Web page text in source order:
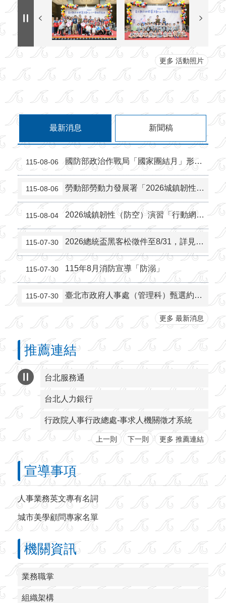
更多 活動照片
最新消息 新聞稿
115-08-06 國防部政治作戰局「國家團結月」形象海報宣傳
115-08-06 勞動部勞動力發展署「2026城鎮韌性（防空）演習」多國語文宣
115-08-04 2026城鎮韌性（防空）演習「行動網路降速演練」
115-07-30 2026總統盃黑客松徵件至8/31，詳見「總統盃黑客松」網站
115-07-30 115年8月消防宣導「防溺」
115-07-30 臺北市政府人事處（管理科）甄選約僱科員（正取1名、備取2名）
更多 最新消息
推薦連結
台北服務通
台北人力銀行
行政院人事行政總處-事求人機關徵才系統
上一則 下一則 更多 推薦連結
宣導事項
人事業務英文專有名詞
城市美學顧問專家名單
機關資訊
業務職掌
組織架構